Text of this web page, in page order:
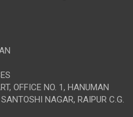
OFFICE NO. 1, HANUMAN
NAGAR, RAIPUR C.G.